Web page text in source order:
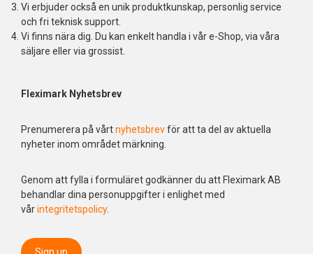
Vi erbjuder också en unik produktkunskap, personlig service
och fri teknisk support.
Vi finns nära dig. Du kan enkelt handla i vår e-Shop, via våra
säljare eller via grossist.
Fleximark Nyhetsbrev
Prenumerera på vårtnyhetsbrevför att ta del av aktuella
nyheter inom området märkning.
Genom att fylla i formuläret godkänner du att Fleximark AB
behandlar dina personuppgifter i enlighet med
vårintegritetspolicy.